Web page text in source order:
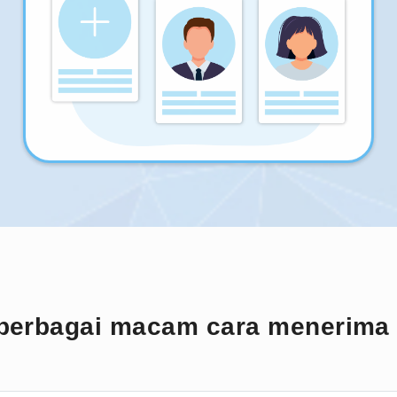
macam cara menerima